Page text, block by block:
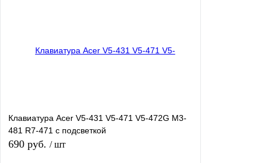
Клавиатура Acer V5-431 V5-471 V5-472G M3-
481 R7-471 с подсветкой
690 руб. / шт